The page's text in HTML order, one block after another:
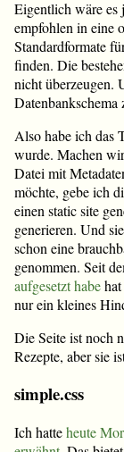
Eigentlich wäre es
empfohlen in eine
Standardformate
finden. Die
nicht überzeugen.
Also habe ich das
wurde. Machen
Datei mit
möchte, gebe ich
einen static site
generieren. Und
schon eine
genommen. Seit
aufgesetzt habe
nur ein kleines
Die Seite ist noch
Rezepte, aber sie
simple.css
Ich hatteheute